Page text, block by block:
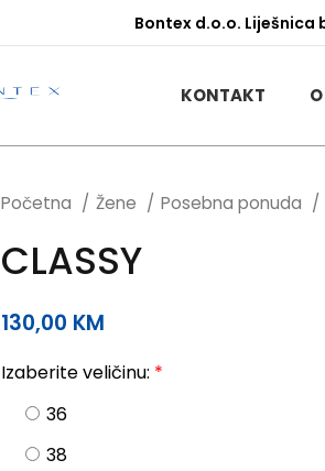
Bontex d.o.o. Liješnica
KONTAKT
Početna Žene Posebna ponuda
CLASSY
130,00 KM
Izaberite veličinu: *
36
38